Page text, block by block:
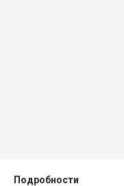
Подробности